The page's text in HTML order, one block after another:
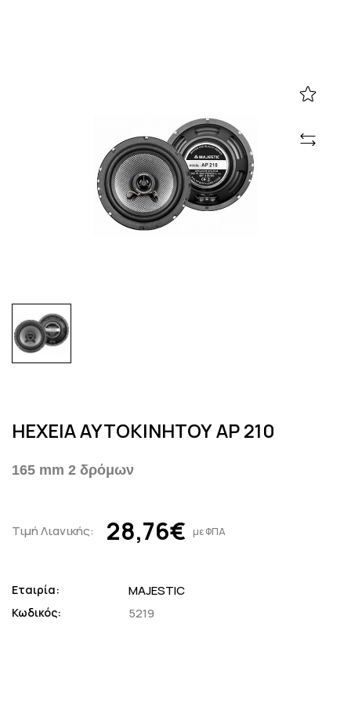
ΗΕΧΕΙΑ ΑΥΤΟΚΙΝΗΤΟΥ AP 210
165 mm 2 δρόμων
Τιμή Λιανικής: 28,76€ με ΦΠΑ
Εταιρία: MAJESTIC
Κωδικός: 5219